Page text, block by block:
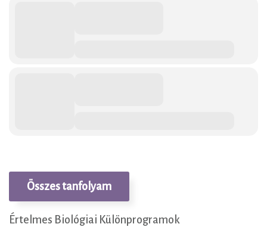
Összes tanfolyam
Értelmes Biológiai Különprogramok